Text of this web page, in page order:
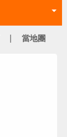
arrow_drop_down
| 當地團